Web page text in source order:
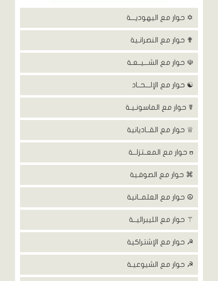
✡ حوار مع اليهوديـــة
✟ حوار مع النصرانـية
☫ حوار مع الشـــيــعـة
☯ حوار مع الإلـــحــاد
☤ حوار مع الماسونـيـة
♕ حوار مع القــاديانية
ʊ حوار مع المعــتزلــة
⌘ حوار مع الصوفـية
☮ حوار مع العلمــانية
⚚ حوار مع الليبراليــة
☭ حوار مع الإشتراكية
☭ حوار مع الشيوعيـة